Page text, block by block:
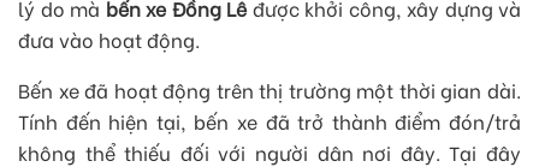
lý do mà bến xe Đồng Lêđược khởi công, xây dựng và
đưa vào hoạt động.
Bến xe đã hoạt động trên thị trường một thời gian dài.
Tính đến hiện tại, bến xe đã trở thành điểm đón/trả
không thể thiếu đối với người dân nơi đây. Tại đây